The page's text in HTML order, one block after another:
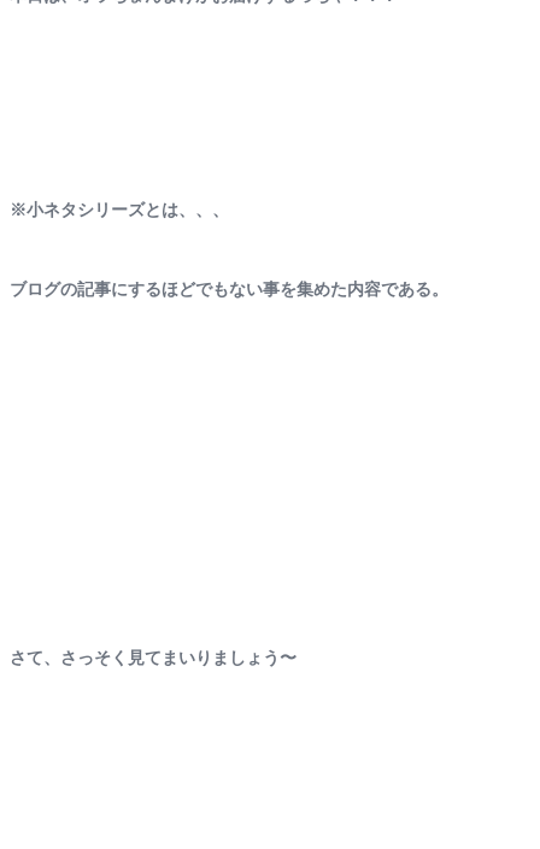
※小ネタシリーズとは、、、
ブログの記事にするほどでもない事を集めた内容である。
さて、さっそく見てまいりましょう〜